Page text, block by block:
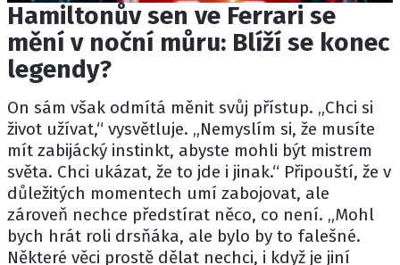
Hamiltonův sen ve Ferrari se
mění v noční můru: Blíží se konec
legendy?
On sám však odmítá měnit svůj přístup. „Chci si
život užívat,“ vysvětluje. „Nemyslím si, že musíte
mít zabijácký instinkt, abyste mohli být mistrem
světa. Chci ukázat, že to jde i jinak.“ Připouští, že v
důležitých momentech umí zabojovat, ale
zároveň nechce předstírat něco, co není. „Mohl
bych hrát roli drsňáka, ale bylo by to falešné.
Některé věci prostě dělat nechci, i když je jiní